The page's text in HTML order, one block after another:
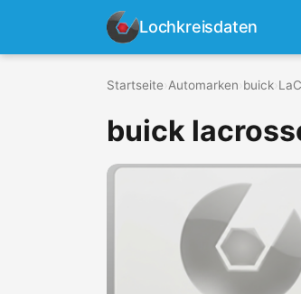
Lochkreisdaten
Startseite Automarken buick
buick